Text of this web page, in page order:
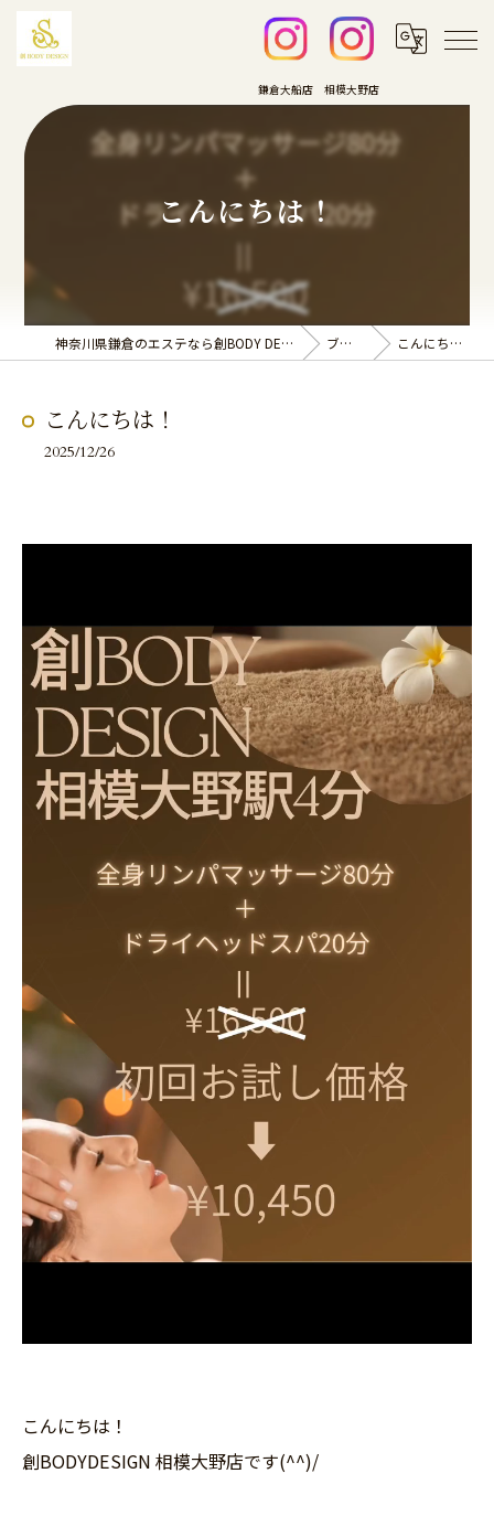
こんにちは！
神奈川県鎌倉のエステなら創BODY DESIGN ブログ こんにちは！
こんにちは！
2025/12/26
こんにちは！
創BODYDESIGN 相模大野店です(^^)/